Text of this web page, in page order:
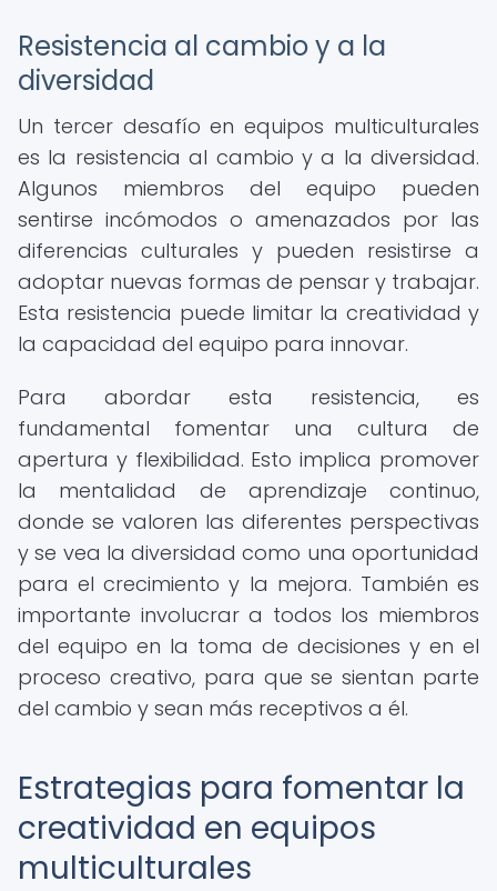
Resistencia al cambio y a la
diversidad
Un tercer desafío en equipos multiculturales
es la resistencia al cambio y a la diversidad.
Algunos miembros del equipo pueden
sentirse incómodos o amenazados por las
diferencias culturales y pueden resistirse a
adoptar nuevas formas de pensar y trabajar.
Esta resistencia puede limitar la creatividad y
la capacidad del equipo para innovar.
Para abordar esta resistencia, es
fundamental fomentar una cultura de
apertura y flexibilidad. Esto implica promover
la mentalidad de aprendizaje continuo,
donde se valoren las diferentes perspectivas
y se vea la diversidad como una oportunidad
para el crecimiento y la mejora. También es
importante involucrar a todos los miembros
del equipo en la toma de decisiones y en el
proceso creativo, para que se sientan parte
del cambio y sean más receptivos a él.
Estrategias para fomentar la
creatividad en equipos
multiculturales